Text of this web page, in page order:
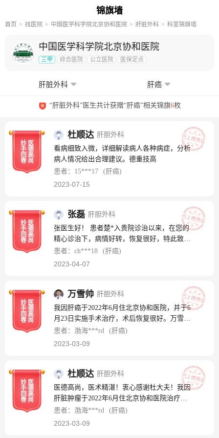
锦旗墙
首页 找医院 中国医学科学院北京协和医院 肝脏外科 科室锦旗墙
中国医学科学院北京协和医院
三甲 综合医院 公立医院 医保定点
肝脏外科 肝癌
“肝脏外科”医生共计获赠“肝癌”相关锦旗6枚
妙
手
回
春
医
德
高
尚
杜顺达 肝胆外科
看病细致入微，详细解读病人各种病症，分析
病人情况给出合理建议。德重技高
患者：15***17
(肝癌)
2023-07-15
妙
手
回
春
医
德
高
尚
张磊 肝胆外科
张医生好！ 患者楚*入贵院诊治以来，在您的
精心诊治下，病情好转，恢复很好，特此致
谢！祝张医生工作顺利！祝贵院越来越好！ 谢
患者：ch***18 (肝癌)
2023-04-07
妙
手
回
春
医
德
高
尚
万雪帅 肝胆外科
我因肝癌于2022年6月住北京协和医院，并于6
月23日实施手术治疗，术后恢复很好。万雪帅
大夫医术精湛，医德高尚；工作深入细致，精
益求精；对患者和蔼可亲、无微不至，是一位
患者：渤海***rd (肝癌)
2023-03-09
妙
手
回
春
医
德
高
尚
杜顺达 肝胆外科
医德高尚，医术精湛！衷心感谢杜大夫！我因
肝脏肿瘤于2022年6月住北京协和医院治疗。
同年6月23日，杜大夫为我做了肿瘤切除手
术，手术干净彻底，术后恢复很好，后于2022
患者：渤海***rd (肝癌)
2023-03-09